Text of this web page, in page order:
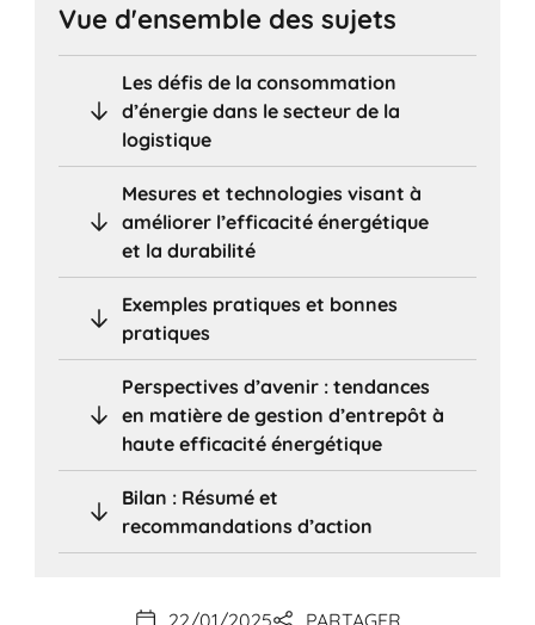
Vue d'ensemble des sujets
Les défis de la consommation
d’énergie dans le secteur de la
logistique
Mesures et technologies visant à
améliorer l’efficacité énergétique
et la durabilité
Exemples pratiques et bonnes
pratiques
Perspectives d’avenir : tendances
en matière de gestion d’entrepôt à
haute efficacité énergétique
Bilan : Résumé et
recommandations d’action